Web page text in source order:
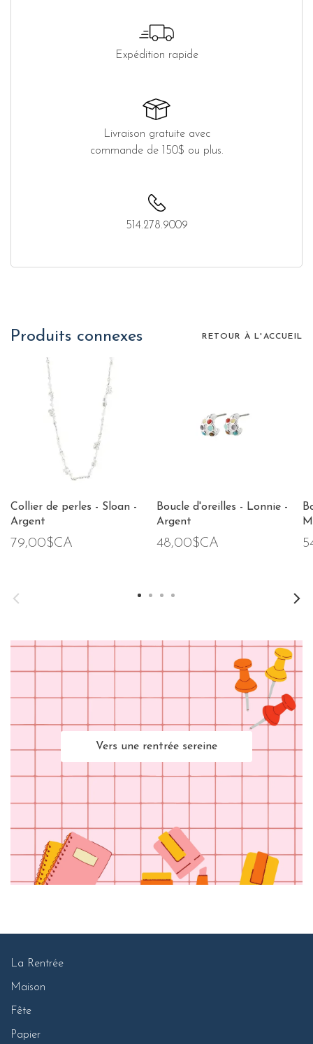
Expédition rapide
Livraison gratuite avec
commande de 150$ ou plus.
514.278.9009
Produits connexes RETOUR À L'ACCUEIL
Collier de perles - Sloan -
Argent
79,00$CA
Boucle d'oreilles - Lonnie -
Argent
48,00$CA
Vers une rentrée sereine
La Rentrée
Maison
Fête
Papier